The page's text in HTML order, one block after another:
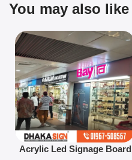
You may also like
Acrylic Led Signage Board